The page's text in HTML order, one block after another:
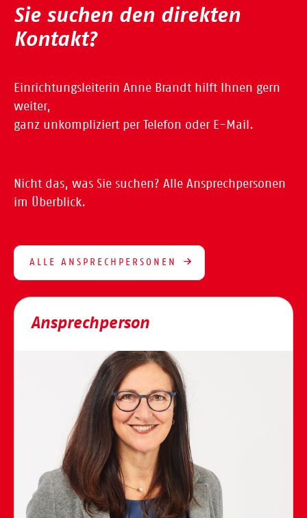
Sie suchen den direkten
Kontakt?
Einrichtungsleiterin Anne Brandt hilft Ihnen gern
weiter,
ganz unkompliziert per Telefon oder E-Mail.
Nicht das, was Sie suchen? Alle Ansprechpersonen
im Überblick.
ALLE ANSPRECHPERSONEN
Ansprechperson